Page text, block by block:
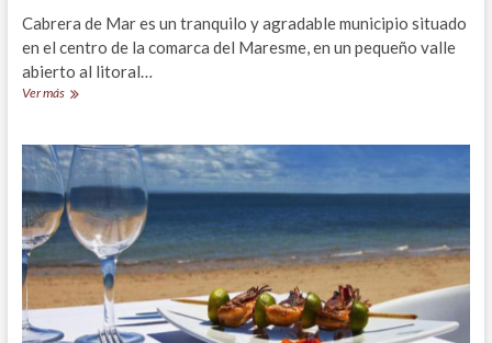
Cabrera de Mar es un tranquilo y agradable municipio situado
en el centro de la comarca del Maresme, en un pequeño valle
abierto al litoral…
Ver másFuturos
Cabrera
de
Mar